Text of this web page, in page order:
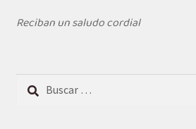
Reciban un saludo cordial
Buscar: